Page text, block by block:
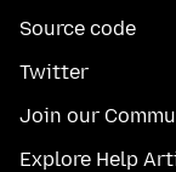
Source code
Twitter
Join our
Explore Help